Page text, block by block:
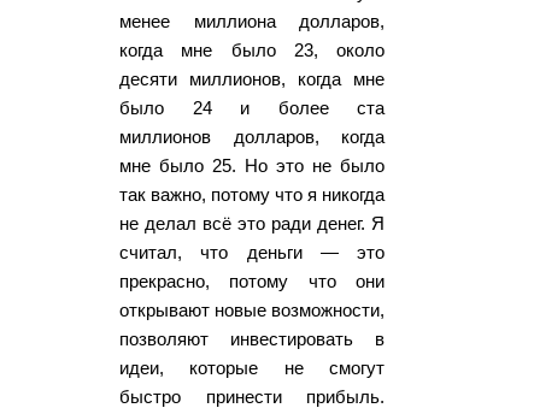
менее миллиона долларов,
когда мне было 23, около
десяти миллионов, когда мне
было 24 и более ста
миллионов долларов, когда
мне было 25. Но это не было
так важно, потому что я никогда
не делал всё это ради денег. Я
считал, что деньги — это
прекрасно, потому что они
открывают новые возможности,
позволяют инвестировать в
идеи, которые не смогут
быстро принести прибыль.